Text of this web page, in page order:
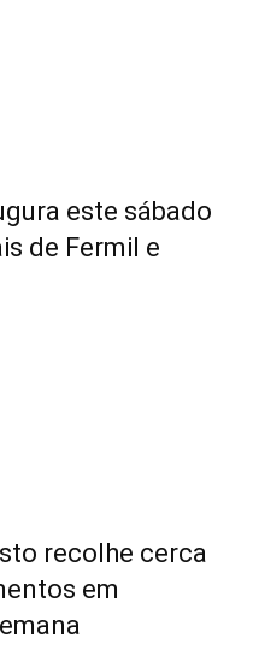
este sábado
de Fermil e
recolhe cerca
em